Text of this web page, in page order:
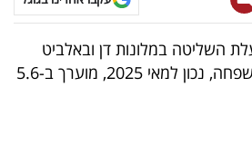
השליטה במלונות דן ובאלביט
מערכות. שוויה של המשפחה, נכון למאי 2025, מוערך ב-5.6